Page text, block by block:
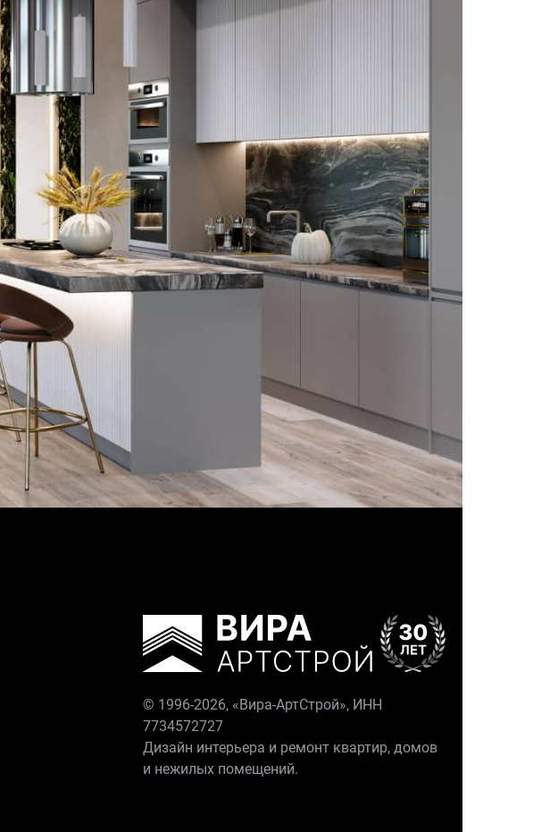
© 1996-2026, «Вира-АртСтрой», ИНН
7734572727
Дизайн интерьера и ремонт квартир, домов
и нежилых помещений.